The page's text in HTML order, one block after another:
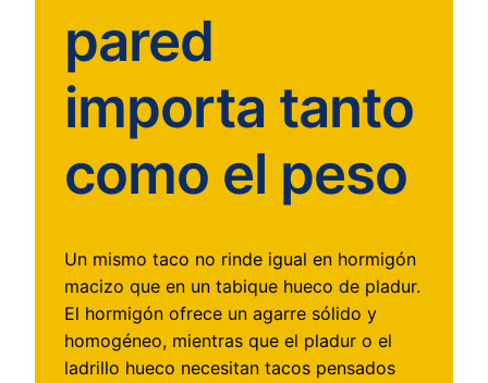
pared
importa tanto
como el peso
Un mismo taco no rinde igual en hormigón
macizo que en un tabique hueco de pladur.
El hormigón ofrece un agarre sólido y
homogéneo, mientras que el pladur o el
ladrillo hueco necesitan tacos pensados